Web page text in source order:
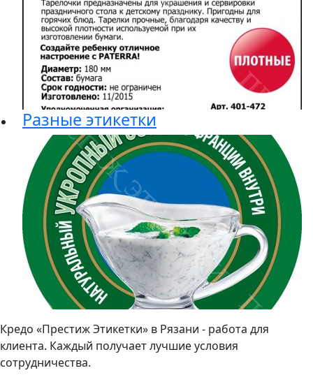
Разные этикетки
Кредо «Престиж Этикетки» в Рязани - работа для
клиента. Каждый получает лучшие условия
сотрудничества.